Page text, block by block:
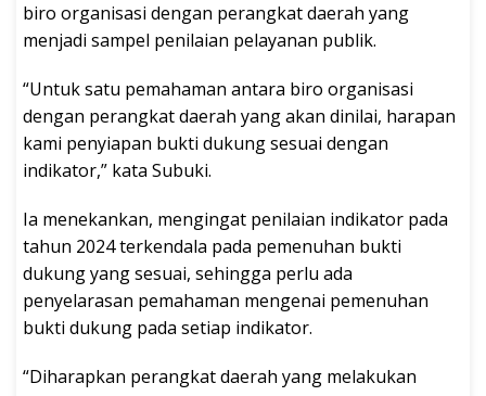
biro organisasi dengan perangkat daerah yang
menjadi sampel penilaian pelayanan publik.
“Untuk satu pemahaman antara biro organisasi
dengan perangkat daerah yang akan dinilai, harapan
kami penyiapan bukti dukung sesuai dengan
indikator,” kata Subuki.
Ia menekankan, mengingat penilaian indikator pada
tahun 2024 terkendala pada pemenuhan bukti
dukung yang sesuai, sehingga perlu ada
penyelarasan pemahaman mengenai pemenuhan
bukti dukung pada setiap indikator.
“Diharapkan perangkat daerah yang melakukan